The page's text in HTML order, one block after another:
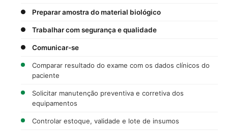
Preparar amostra do material biológico
Trabalhar com segurança e qualidade
Comunicar-se
Comparar resultado do exame com os dados clínicos do
paciente
Solicitar manutenção preventiva e corretiva dos
equipamentos
Controlar estoque, validade e lote de insumos